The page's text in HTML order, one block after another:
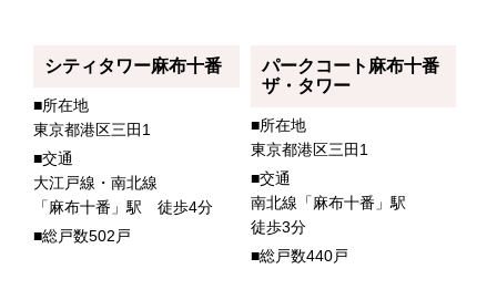
シティタワー麻布十番
■所在地
東京都港区三田1
■交通
大江戸線・南北線
「麻布十番」駅 徒歩4分
■総戸数502戸
パークコート麻布十番
ザ・タワー
■所在地
東京都港区三田1
■交通
南北線「麻布十番」駅
徒歩3分
■総戸数440戸